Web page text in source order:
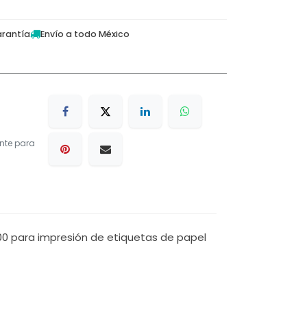
Envío a todo México
para
para impresión de etiquetas de papel